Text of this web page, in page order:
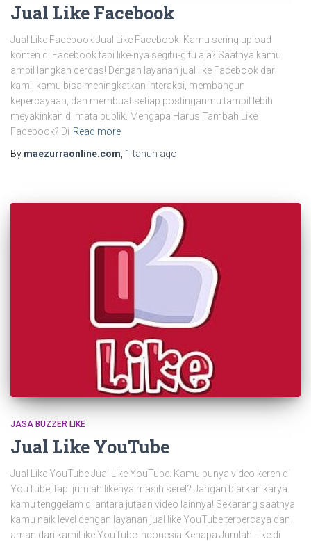
Jual Like Facebook
Jual Like Facebook Jual Like Facebook. Kamu sering upload
konten di Facebook tapi like-nya segitu-gitu aja? Saatnya kamu
ambil langkah cerdas! Dengan layanan jual like Facebook dari
kami, kamu bisa meningkatkan interaksi, membangun
kepercayaan, dan membuat setiap postinganmu tampil lebih
meyakinkan di mata publik. Mengapa Harus Tambah Like
Facebook? Di Read more
By maezurraonline.com 1 tahun ago
JASA BUZZER LIKE
Jual Like YouTube
Jual Like YouTube Jual Like YouTube. Kamu punya video keren di
YouTube, tapi jumlah likenya masih seret? Jangan biarkan karya
kamu tenggelam di antara jutaan video lainnya! Sekarang saatnya
kamu naik level dengan layanan jual like YouTube terpercaya dan
aman dari kamiLike YouTube Indonesia Kenapa Jumlah Like di